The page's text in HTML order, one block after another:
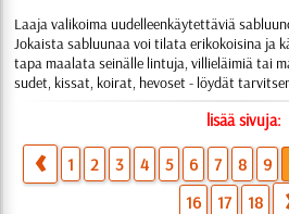
Laaja valikoima uudelleenkäytettäviä
Jokaista sabluunaa voi tilata erikokoisina ja
tapa maalata seinälle lintuja, villieläimiä tai
sudet, kissat, koirat, hevoset - löydät
lisää sivuja:
1 2 3 4 5 6 7 8 9
16
17 18